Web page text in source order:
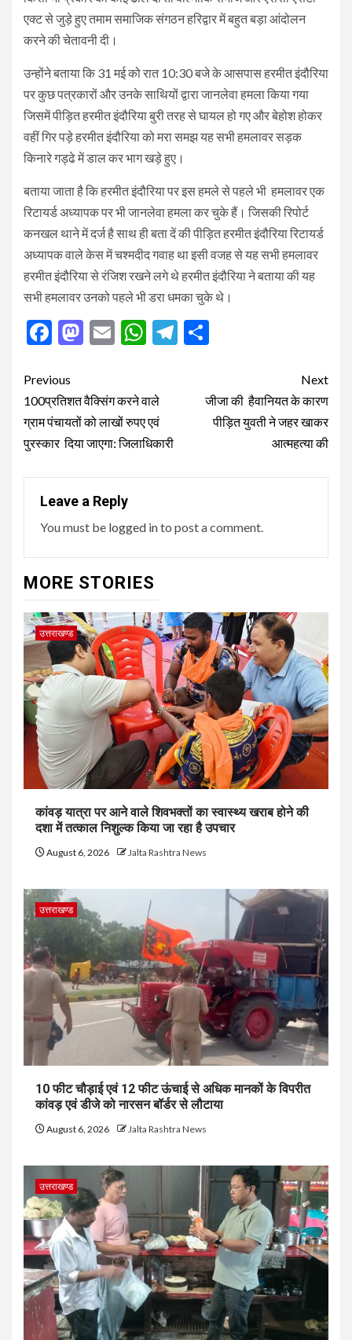
एक्ट से जुड़े हुए तमाम समाजिक संगठन हरिद्वार में बहुत बड़ा आंदोलन
करने की चेतावनी दी।
उन्होंने बताया कि 31 मई को रात 10:30 बजे के आसपास हरमीत इंदौरिया
पर कुछ पत्रकारों और उनके साथियों द्वारा जानलेवा हमला किया गया
जिसमें पीड़ित हरमीत इंदौरिया बुरी तरह से घायल हो गए और बेहोश होकर
वहीं गिर पड़े हरमीत इंदौरिया को मरा समझ यह सभी हमलावर सड़क
किनारे गड्ढे में डाल कर भाग खड़े हुए।
बताया जाता है कि हरमीत इंदौरिया पर इस हमले से पहले भी हमलावर एक
रिटायर्ड अध्यापक पर भी जानलेवा हमला कर चुके हैं। जिसकी रिपोर्ट
कनखल थाने में दर्ज है साथ ही बता दें की पीड़ित हरमीत इंदौरिया रिटायर्ड
अध्यापक वाले केस में चश्मदीद गवाह था इसी वजह से यह सभी हमलावर
हरमीत इंदौरिया से रंजिश रखने लगे थे हरमीत इंदौरिया ने बताया की यह
सभी हमलावर उनको पहले भी डरा धमका चुके थे।
Facebook
Mastodon
EmailWhatsApp
Telegram
Post
navigation
Previous
100प्रतिशत वैक्सिंग करने वाले
ग्राम पंचायतों को लाखों रुपए एवं
पुरस्कार दिया जाएगा: जिलाधिकारी
Next
जीजा की हैवानियत के कारण
पीड़ित युवती ने जहर खाकर
आत्महत्या की
Leave a Reply
You must be logged into post a comment.
MORE STORIES
उत्तराखण्ड
कांवड़ यात्रा पर आने वाले शिवभक्तों का स्वास्थ्य खराब होने की
दशा में तत्काल निशुल्क किया जा रहा है उपचार
August 6, 2026 Jalta Rashtra News
उत्तराखण्ड
10 फीट चौड़ाई एवं 12 फीट ऊंचाई से अधिक मानकों के विपरीत
कांवड़ एवं डीजे को नारसन बॉर्डर से लौटाया
August 6, 2026 Jalta Rashtra News
उत्तराखण्ड